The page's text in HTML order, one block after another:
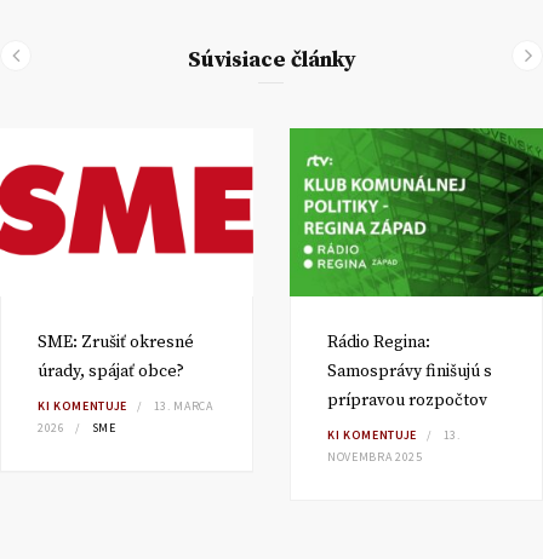
Súvisiace články
SME: Zrušiť okresné
úrady, spájať obce?
KI KOMENTUJE
13. MARCA
2026
SME
Rádio Regina:
Samosprávy finišujú s
prípravou rozpočtov
KI KOMENTUJE
13.
NOVEMBRA 2025